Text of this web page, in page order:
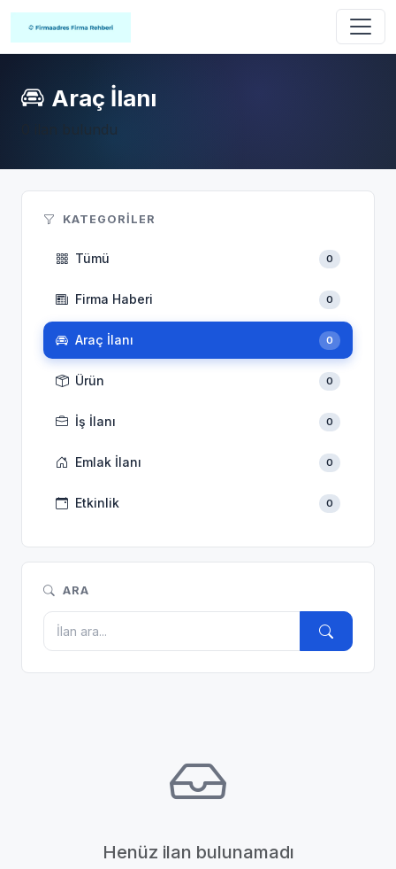
Araç İlanı
0 ilan bulundu
KATEGORILER
Tümü 0
Firma Haberi 0
Araç İlanı 0
Ürün 0
İş İlanı 0
Emlak İlanı 0
Etkinlik 0
ARA
Henüz ilan bulunamadı